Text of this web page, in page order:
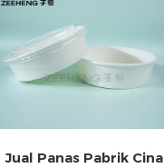
Waktu tunggu hanya 10-25
hari. Hubungi kami kapan
Jual Panas Pabrik Cina